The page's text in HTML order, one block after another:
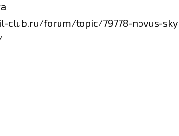
club.ru/forum/topic/79778-novus-